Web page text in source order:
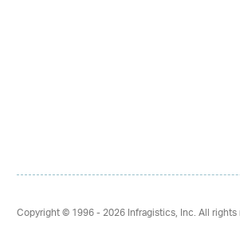
Copyright © 1996 - 2026Infragistics, Inc. All